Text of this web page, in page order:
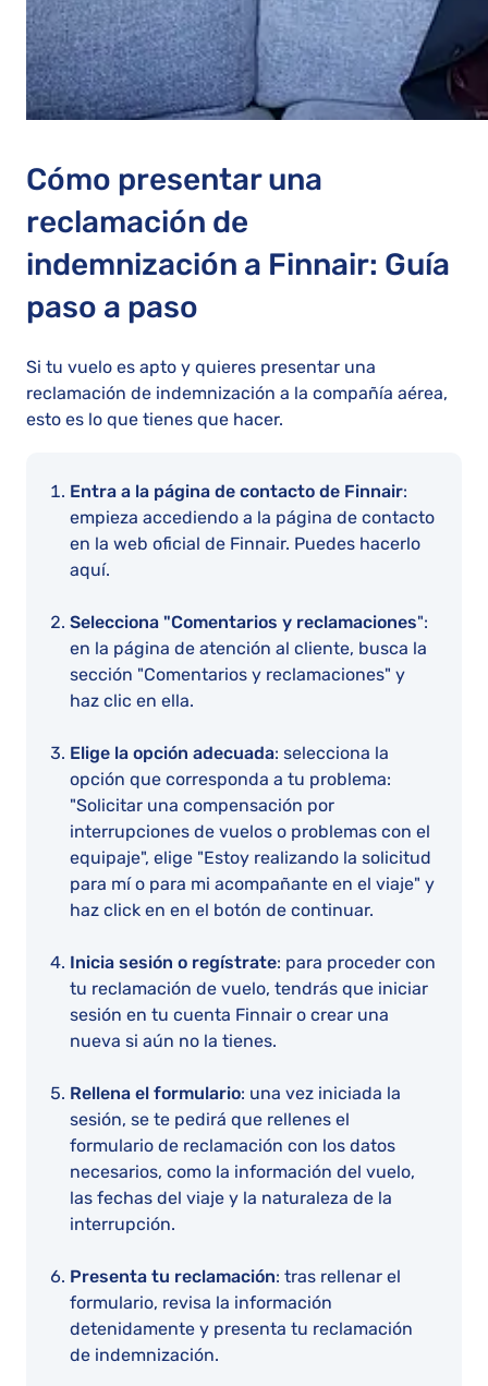
Cómo presentar una
reclamación de
indemnización a Finnair: Guía
paso a paso
Si tu vuelo es apto y quieres presentar una
reclamación de indemnización a la compañía aérea,
esto es lo que tienes que hacer.
Entra a la página de contacto de Finnair:
empieza accediendo a la página de contacto
en la web oficial de Finnair. Puedes hacerlo
aquí.
Selecciona "Comentarios y reclamaciones":
en la página de atención al cliente, busca la
sección "Comentarios y reclamaciones" y
haz clic en ella.
Elige la opción adecuada: selecciona la
opción que corresponda a tu problema:
"Solicitar una compensación por
interrupciones de vuelos o problemas con el
equipaje", elige "Estoy realizando la solicitud
para mí o para mi acompañante en el viaje" y
haz click en en el botón de continuar.
Inicia sesión o regístrate: para proceder con
tu reclamación de vuelo, tendrás que iniciar
sesión en tu cuenta Finnair o crear una
nueva si aún no la tienes.
Rellena el formulario: una vez iniciada la
sesión, se te pedirá que rellenes el
formulario de reclamación con los datos
necesarios, como la información del vuelo,
las fechas del viaje y la naturaleza de la
interrupción.
Presenta tu reclamación: tras rellenar el
formulario, revisa la información
detenidamente y presenta tu reclamación
de indemnización.